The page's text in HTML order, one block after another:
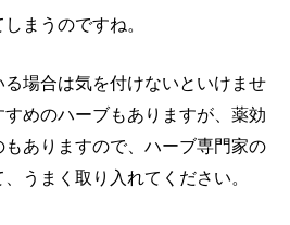
まうのですね。
場合は気を付けないといけませ
めのハーブもありますが、薬効
ありますので、ハーブ専門家の
うまく取り入れてください。